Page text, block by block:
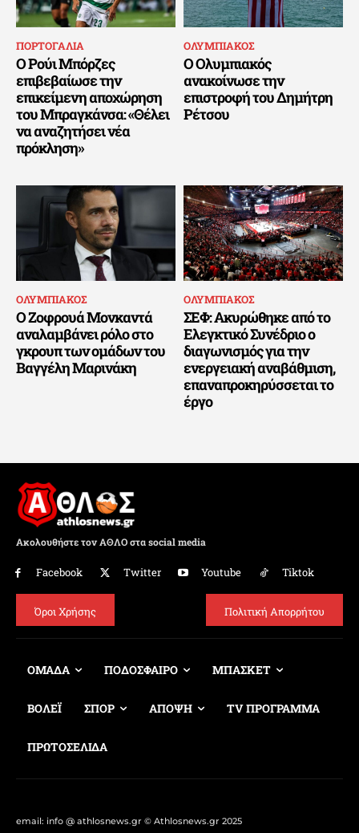
ΠΟΡΤΟΓΑΛΙΑ
Ο Ρούι Μπόρζες
επιβεβαίωσε την
επικείμενη αποχώρηση
του Μπραγκάνσα: «Θέλει
να αναζητήσει νέα
πρόκληση»
ΟΛΥΜΠΙΑΚΟΣ
Ο Ολυμπιακός
ανακοίνωσε την
επιστροφή του Δημήτρη
Ρέτσου
ΟΛΥΜΠΙΑΚΟΣ
Ο Ζοφρουά Μονκαντά
αναλαμβάνει ρόλο στο
γκρουπ των ομάδων του
Βαγγέλη Μαρινάκη
ΟΛΥΜΠΙΑΚΟΣ
ΣΕΦ: Ακυρώθηκε από το
Ελεγκτικό Συνέδριο ο
διαγωνισμός για την
ενεργειακή αναβάθμιση,
επαναπροκηρύσσεται το
έργο
Ακολουθήστε τον ΑΘΛΟ στα social media
Facebook Twitter Youtube Tiktok
Όροι Χρήσης Πολιτική Απορρήτου
ΟΜΑΔΑ ΠΟΔΟΣΦΑΙΡΟ ΜΠΑΣΚΕΤ
ΒΟΛΕΪ ΣΠΟΡ ΑΠΟΨΗ TV ΠΡΟΓΡΑΜΜΑ
ΠΡΩΤΟΣΕΛΙΔΑ
email: info @ athlosnews.gr © Athlosnews.gr 2025